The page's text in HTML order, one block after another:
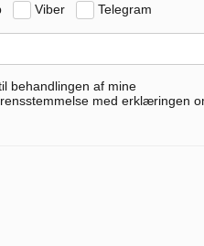
Viber Telegram
behandlingen af mine
med erklæringen